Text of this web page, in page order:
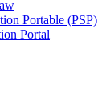
Portable (PSP)
Portal